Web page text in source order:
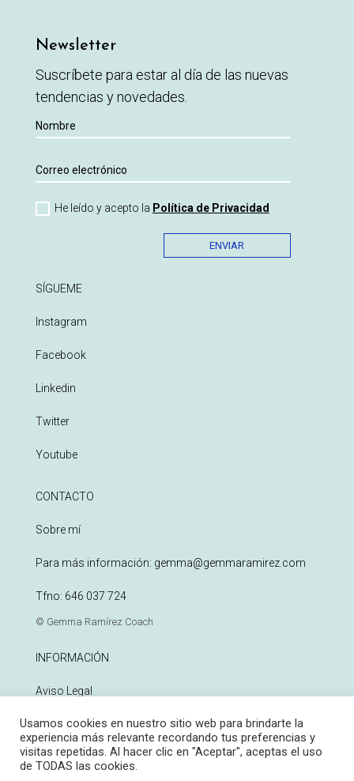
Newsletter
Suscríbete para estar al día de las nuevas
tendencias y novedades.
He leído y acepto la Política de Privacidad
ENVIAR
SÍGUEME
Instagram
Facebook
Linkedin
Twitter
Youtube
CONTACTO
Sobre mí
Para más información: gemma@gemmaramirez.com
Tfno: 646 037 724
© Gemma Ramírez Coach
INFORMACIÓN
Aviso Legal
Política de Privacidad
Política de Cookies
Usamos cookies en nuestro sitio web para brindarte la
experiencia más relevante recordando tus preferencias y
visitas repetidas. Al hacer clic en "Aceptar", aceptas el uso
de TODAS las cookies.